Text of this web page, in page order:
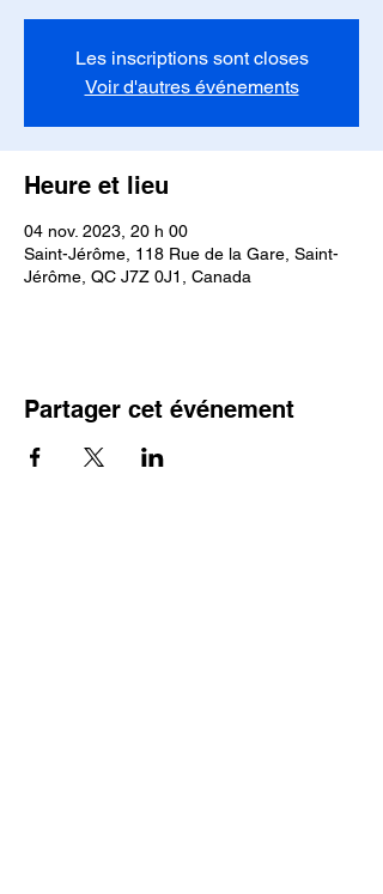
Les inscriptions sont closes
Voir d'autres événements
Heure et lieu
04 nov. 2023, 20 h 00
Saint-Jérôme, 118 Rue de la Gare, Saint-
Jérôme, QC J7Z 0J1, Canada
Partager cet événement